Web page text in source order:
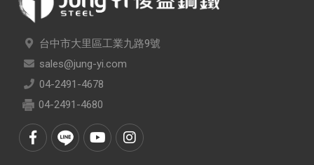
台中市大里區工業九路9號
sales@jung-yi.com
04-2491-4678
04-2491-4680